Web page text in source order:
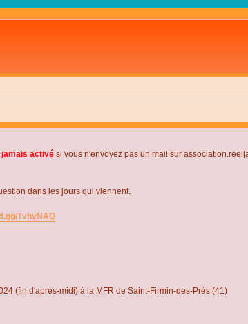
activé si vous n'envoyez pas un mail sur
dans les jours qui viennent.
TvhyNAQ
(fin d'après-midi) à la MFR de Saint-Firmin-des-Près (41)